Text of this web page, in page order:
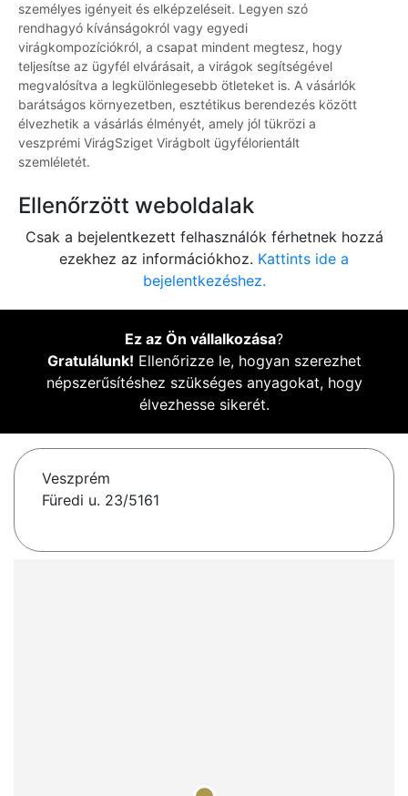
személyes igényeit és elképzeléseit. Legyen szó
rendhagyó kívánságokról vagy egyedi
virágkompozíciókról, a csapat mindent megtesz, hogy
teljesítse az ügyfél elvárásait, a virágok segítségével
megvalósítva a legkülönlegesebb ötleteket is. A vásárlók
barátságos környezetben, esztétikus berendezés között
élvezhetik a vásárlás élményét, amely jól tükrözi a
veszprémi VirágSziget Virágbolt ügyfélorientált
szemléletét.
Ellenőrzött weboldalak
Csak a bejelentkezett felhasználók férhetnek hozzá
ezekhez az információkhoz. Kattints ide a
bejelentkezéshez.
Ez az Ön vállalkozása?
Gratulálunk! Ellenőrizze le, hogyan szerezhet
népszerűsítéshez szükséges anyagokat, hogy
élvezhesse sikerét.
Veszprém
Füredi u. 23/5161